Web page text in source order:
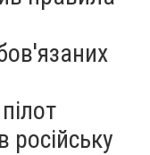
російську